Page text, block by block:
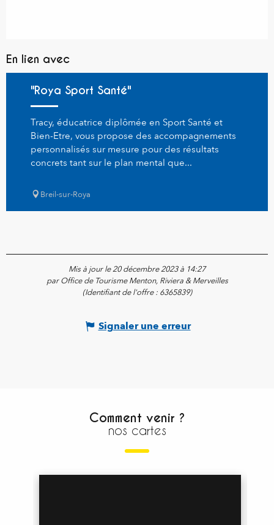
En lien avec
"Roya Sport Santé"
Tracy, éducatrice diplômée en Sport Santé et
Bien-Etre, vous propose des accompagnements
personnalisés sur mesure pour des résultats
concrets tant sur le plan mental que...
Breil-sur-Roya
Mis à jour le 20 décembre 2023 à 14:27
par Office de Tourisme Menton, Riviera & Merveilles
(Identifiant de l'offre : 6365839)
Signaler une erreur
Comment venir ?
nos cartes